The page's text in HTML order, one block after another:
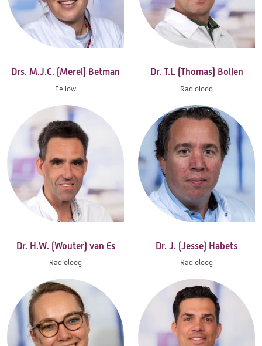
Drs. M.J.C. (Merel) Betman
Fellow
Dr. T.L (Thomas) Bollen
Radioloog
Dr. H.W. (Wouter) van Es
Radioloog
Dr. J. (Jesse) Habets
Radioloog